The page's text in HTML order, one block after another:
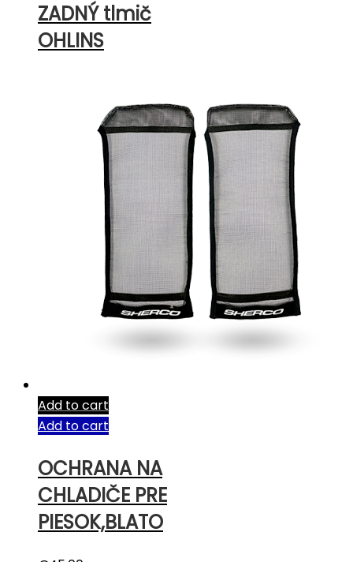
ZADNÝ tlmič
OHLINS
Add to cart
Add to cart
OCHRANA NA
CHLADIČE PRE
PIESOK,BLATO